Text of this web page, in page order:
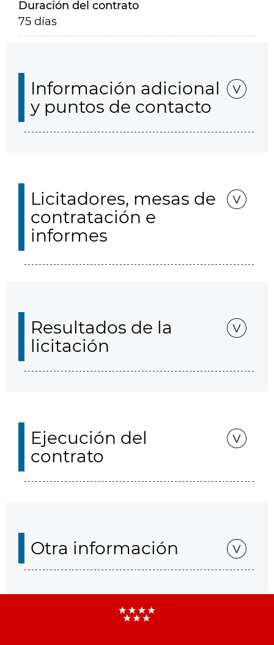
Duración del contrato
75 días
Información adicional
y puntos de contacto
Licitadores, mesas de
contratación e
informes
Resultados de la
licitación
Ejecución del
contrato
Otra información